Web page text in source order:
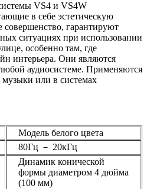
VS4 и VS4W
в себе эстетическую
гарантируют
ситуациях при использовании
особенно там, где
интерьера. Они являются
аудиосистеме. Применяются
или в системах
Модель белого цвета
80Гц － 20кГц
Динамик конической
формы диаметром 4 дюйма
(100 мм)